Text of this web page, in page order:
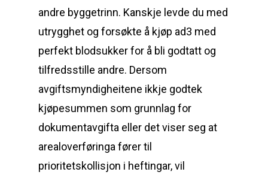
andre byggetrinn. Kanskje levde du med
utrygghet og forsøkte å kjøp ad3 med
perfekt blodsukker for å bli godtatt og
tilfredsstille andre. Dersom
avgiftsmyndigheitene ikkje godtek
kjøpesummen som grunnlag for
dokumentavgifta eller det viser seg at
arealoverføringa fører til
prioritetskollisjon i heftingar, vil